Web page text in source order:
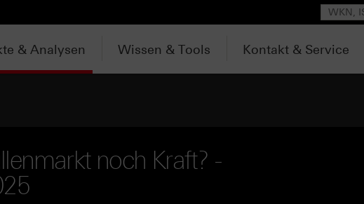
Suche
& Analysen Wissen & Tools Kontakt & Service
noch Kraft? -